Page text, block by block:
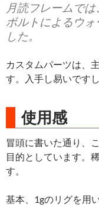
月読フレームで
ボルトによるウ
した。
カスタムパーツは、
す。入手し易いです
使用感
冒頭に書いた通り、
目的としています。
す。
基本、1gのリグを用